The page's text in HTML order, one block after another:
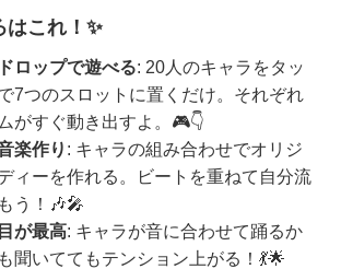
はこれ！✨
ロップで遊べる: 20人のキャラをタッ
7つのスロットに置くだけ。それぞれ
がすぐ動き出すよ。🎮👇
楽作り : キャラの組み合わせでオリジ
ィーを作れる。ビートを重ねて自分流
う！🎶🎤
が最高: キャラが音に合わせて踊るか
聞いててもテンション上がる！💃🌟